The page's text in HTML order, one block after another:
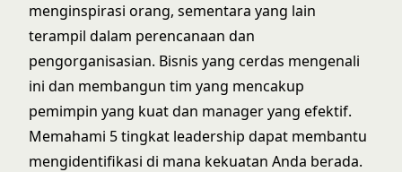
menginspirasi orang, sementara yang lain
terampil dalam perencanaan dan
pengorganisasian. Bisnis yang cerdas mengenali
ini dan membangun tim yang mencakup
pemimpin yang kuat dan manager yang efektif.
Memahami 5 tingkat leadership dapat membantu
mengidentifikasi di mana kekuatan Anda berada.